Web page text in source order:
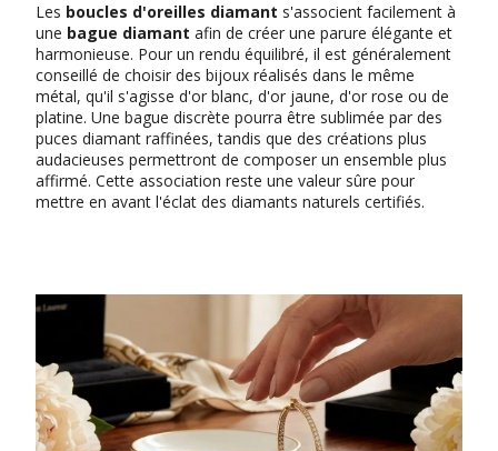
Les boucles d'oreilles diamant s'associent facilement à
une bague diamant afin de créer une parure élégante et
harmonieuse. Pour un rendu équilibré, il est généralement
conseillé de choisir des bijoux réalisés dans le même
métal, qu'il s'agisse d'or blanc, d'or jaune, d'or rose ou de
platine. Une bague discrète pourra être sublimée par des
puces diamant raffinées, tandis que des créations plus
audacieuses permettront de composer un ensemble plus
affirmé. Cette association reste une valeur sûre pour
mettre en avant l'éclat des diamants naturels certifiés.